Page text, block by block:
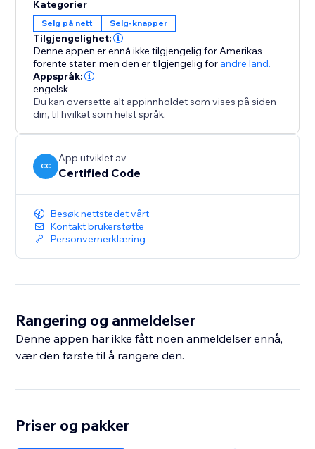
Kategorier
Selg på nett Selg-knapper
Tilgjengelighet:
Denne appen er ennå ikke tilgjengelig for Amerikas
forente stater,men den er tilgjengelig for andre land.
Appspråk:
engelsk
Du kan oversette alt appinnholdet som vises på siden
din, til hvilket som helst språk.
CC
App utviklet av
Certified Code
Besøk nettstedet vårt
Kontakt brukerstøtte
Personvernerklæring
Rangering og anmeldelser
Denne appen har ikke fått noen anmeldelser ennå,
vær den første til å rangere den.
Priser og pakker